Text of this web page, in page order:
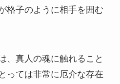
格子のように相手を囲む
、真人の魂に触れること
っては非常に厄介な存在